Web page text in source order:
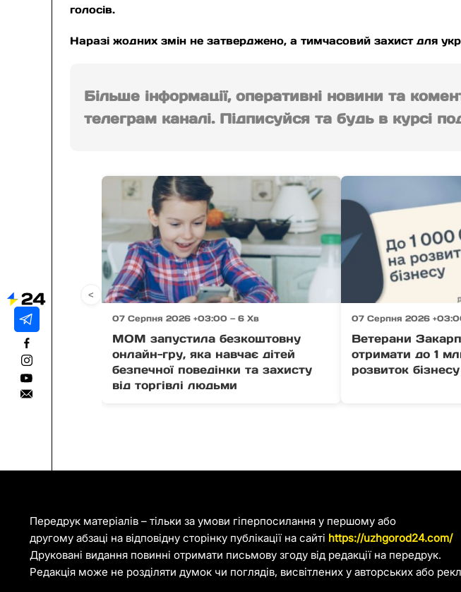
голосів.
Наразі жодних змін не затверджено, а тимчасовий захист для
Більше інформації, оперативні новини та
телеграм каналі. Підписуйся та будь в курсі
07 Серпня 2026 +03:00 — 6 Хв
МОМ запустила безкоштовну
онлайн-гру, яка навчає дітей
безпечної поведінки та захисту
від торгівлі людьми
07 Серпня 2026
Ветерани
отримати до 1
розвиток
<
Передрук матеріалів – тільки за умови гіперпосилання у першому або
другому абзаці на відповідну сторінку публікації на сайті https://uzhgorod24.com/
Друковані видання повинні отримати письмову згоду від редакції на передрук.
Редакція може не розділяти думок чи поглядів, висвітлених у авторських або